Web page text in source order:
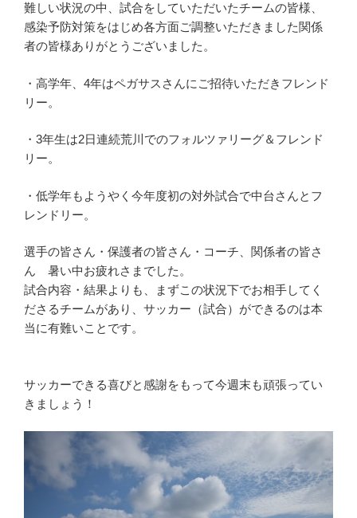
難しい状況の中、試合をしていただいたチームの皆様、
感染予防対策をはじめ各方面ご調整いただきました関係
者の皆様ありがとうございました。
・高学年、4年はペガサスさんにご招待いただきフレンド
リー。
・3年生は2日連続荒川でのフォルツァリーグ＆フレンド
リー。
・低学年もようやく今年度初の対外試合で中台さんとフ
レンドリー。
選手の皆さん・保護者の皆さん・コーチ、関係者の皆さ
ん 暑い中お疲れさまでした。
試合内容・結果よりも、まずこの状況下でお相手してく
ださるチームがあり、サッカー（試合）ができるのは本
当に有難いことです。
サッカーできる喜びと感謝をもって今週末も頑張ってい
きましょう！